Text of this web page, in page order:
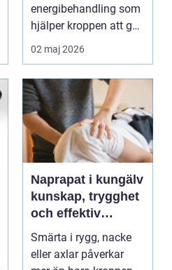
energibehandling som
hjälper kroppen att gå
från stressläge till
02 maj 2026
Naprapat i kungälv
kunskap, trygghet
och effektiv
smärtlindring
Smärta i rygg, nacke
eller axlar påverkar